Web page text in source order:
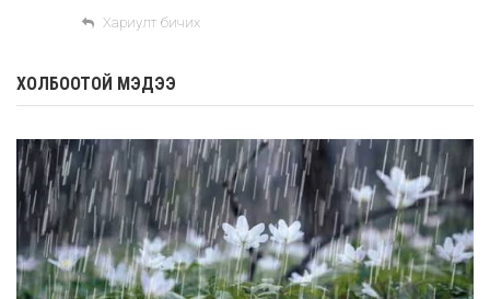
Хариулт бичих
ХОЛБООТОЙ МЭДЭЭ